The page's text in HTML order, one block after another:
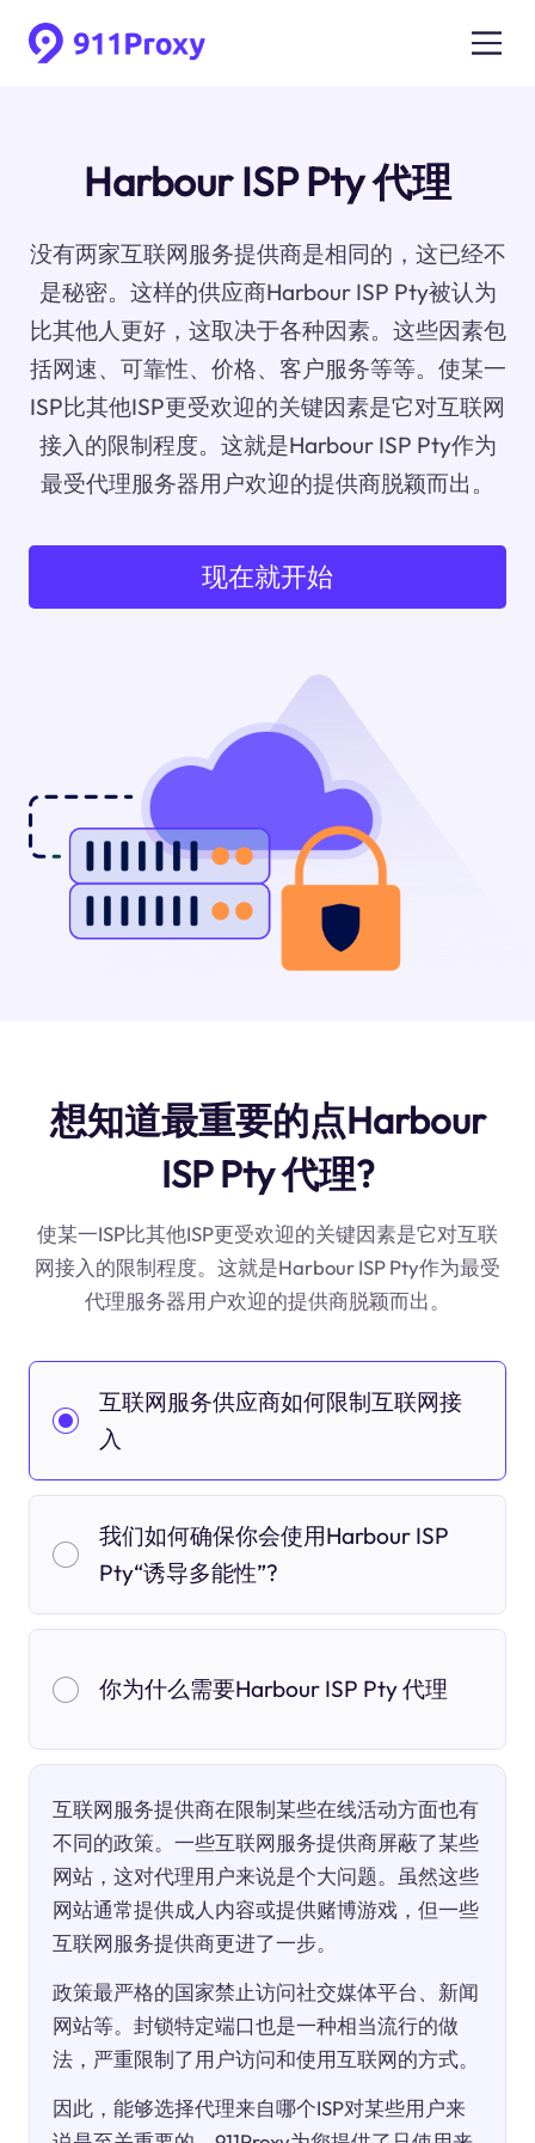
Harbour ISP Pty 代理
没有两家互联网服务提供商是相同的，这已经不
是秘密。这样的供应商Harbour ISP Pty被认为
比其他人更好，这取决于各种因素。这些因素包
括网速、可靠性、价格、客户服务等等。使某一
ISP比其他ISP更受欢迎的关键因素是它对互联网
接入的限制程度。这就是Harbour ISP Pty作为
最受代理服务器用户欢迎的提供商脱颖而出。
现在就开始
想知道最重要的点Harbour
ISP Pty 代理?
使某一ISP比其他ISP更受欢迎的关键因素是它对互联
网接入的限制程度。这就是Harbour ISP Pty作为最受
代理服务器用户欢迎的提供商脱颖而出。
互联网服务供应商如何限制互联网接
入
我们如何确保你会使用Harbour ISP
Pty“诱导多能性”?
你为什么需要Harbour ISP Pty 代理
互联网服务提供商在限制某些在线活动方面也有
不同的政策。一些互联网服务提供商屏蔽了某些
网站，这对代理用户来说是个大问题。虽然这些
网站通常提供成人内容或提供赌博游戏，但一些
互联网服务提供商更进了一步。
政策最严格的国家禁止访问社交媒体平台、新闻
网站等。封锁特定端口也是一种相当流行的做
法，严重限制了用户访问和使用互联网的方式。
因此，能够选择代理来自哪个ISP对某些用户来